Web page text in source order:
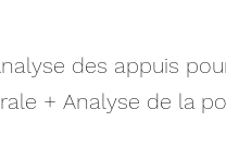
des appuis
+ Analyse de la